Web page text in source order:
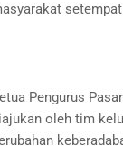
Pengurus
oleh tim